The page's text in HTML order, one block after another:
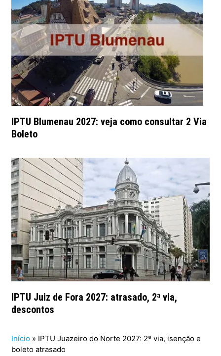
IPTU Blumenau 2027: veja como consultar 2 Via
Boleto
IPTU Juiz de Fora 2027: atrasado, 2ª via,
descontos
Início » IPTU Juazeiro do Norte 2027: 2ª via, isenção e
boleto atrasado